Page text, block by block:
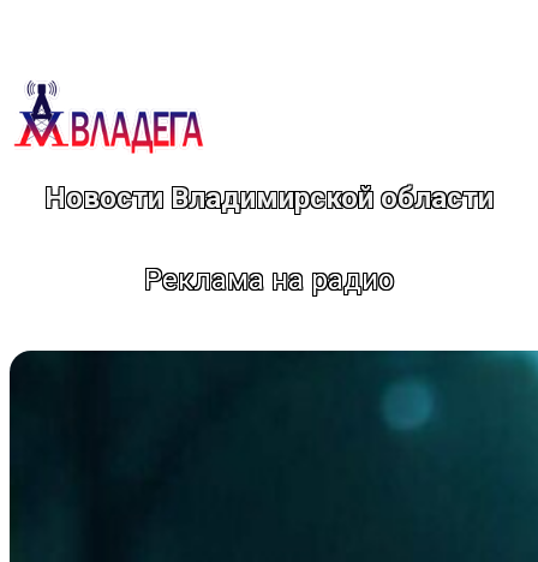
Новости Владимирской области
Реклама на радио